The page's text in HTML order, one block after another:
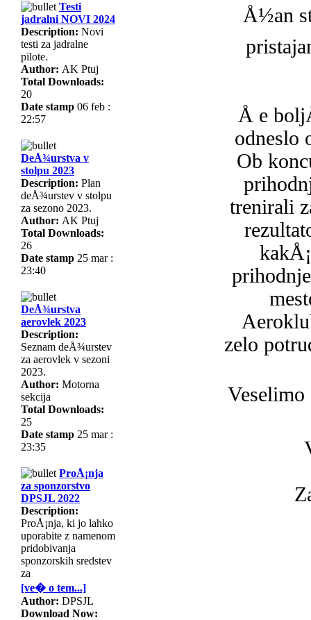
Testi
jadralni NOVI 2024
Description: Novi
testi za jadralne
pilote.
Author: AK Ptuj
Total Downloads:
20
Date stamp 06 feb :
22:57
DeÅ¾urstva v
stolpu 2023
Description: Plan
deÅ¾urstev v stolpu
za sezono 2023.
Author: AK Ptuj
Total Downloads:
26
Date stamp 25 mar :
23:40
DeÅ¾urstva
aerovlek 2023
Description:
Seznam deÅ¾urstev
za aerovlek v sezoni
2023.
Author: Motorna
sekcija
Total Downloads:
25
Date stamp 25 mar :
23:35
ProÅ¡nja
za sponzorstvo
DPSJL 2022
Description:
ProÅ¡nja, ki jo lahko
uporabite z namenom
pridobivanja
sponzorskih sredstev
za
[ve� o tem...]
Author: DPSJL
Download Now:
Å½an
Å e
odneslo
Ob
trenirali
zelo
Veselimo